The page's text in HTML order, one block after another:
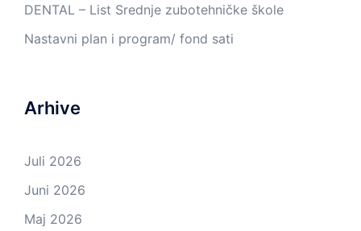
DENTAL – List Srednje zubotehničke škole
Nastavni plan i program/ fond sati
Arhive
Juli 2026
Juni 2026
Maj 2026